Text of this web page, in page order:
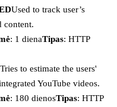
Used to track user’s
content.
: 1 dienaTipas: HTTP
Tries to estimate the users'
YouTube videos.
: 180 dienosTipas: HTTP